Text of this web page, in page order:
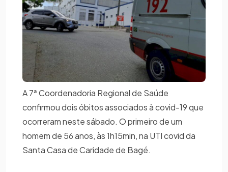
A 7ª Coordenadoria Regional de Saúde
confirmou dois óbitos associados à covid-19 que
ocorreram neste sábado. O primeiro de um
homem de 56 anos, às 1h15min, na UTI covid da
Santa Casa de Caridade de Bagé.